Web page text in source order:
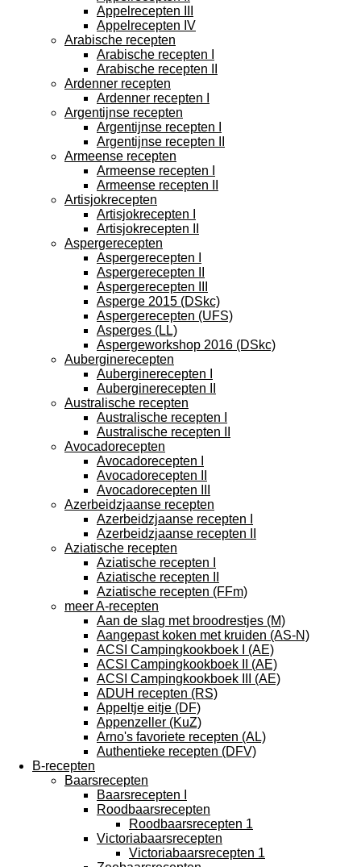
Appelrecepten III
Appelrecepten IV
Arabische recepten
Arabische recepten I
Arabische recepten II
Ardenner recepten
Ardenner recepten I
Argentijnse recepten
Argentijnse recepten I
Argentijnse recepten II
Armeense recepten
Armeense recepten I
Armeense recepten II
Artisjokrecepten
Artisjokrecepten I
Artisjokrecepten II
Aspergerecepten
Aspergerecepten I
Aspergerecepten II
Aspergerecepten III
Asperge 2015 (DSkc)
Aspergerecepten (UFS)
Asperges (LL)
Aspergeworkshop 2016 (DSkc)
Auberginerecepten
Auberginerecepten I
Auberginerecepten II
Australische recepten
Australische recepten I
Australische recepten II
Avocadorecepten
Avocadorecepten I
Avocadorecepten II
Avocadorecepten III
Azerbeidzjaanse recepten
Azerbeidzjaanse recepten I
Azerbeidzjaanse recepten II
Aziatische recepten
Aziatische recepten I
Aziatische recepten II
Aziatische recepten (FFm)
meer A-recepten
Aan de slag met broodrestjes (M)
Aangepast koken met kruiden (AS-N)
ACSI Campingkookboek I (AE)
ACSI Campingkookboek II (AE)
ACSI Campingkookboek III (AE)
ADUH recepten (RS)
Appeltje eitje (DF)
Appenzeller (KuZ)
Arno's favoriete recepten (AL)
Authentieke recepten (DFV)
B-recepten
Baarsrecepten
Baarsrecepten I
Roodbaarsrecepten
Roodbaarsrecepten 1
Victoriabaarsrecepten
Victoriabaarsrecepten 1